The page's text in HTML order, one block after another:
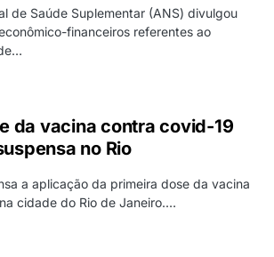
de Saúde Suplementar (ANS) divulgou
financeiros referentes ao
da vacina contra covid-19
no Rio
a aplicação da primeira dose da vacina
cidade do Rio de Janeiro.…